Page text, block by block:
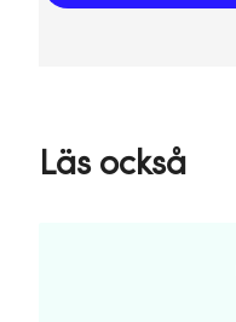
Läs också